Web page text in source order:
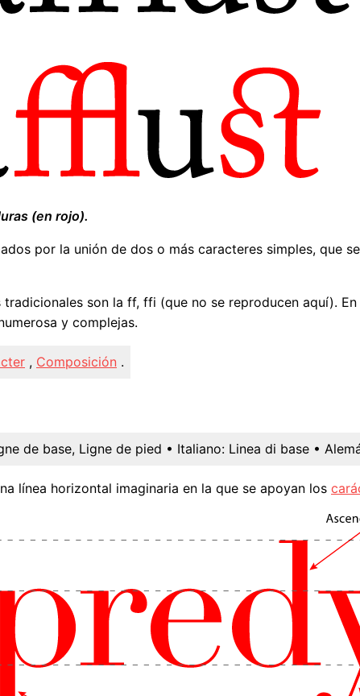
(en rojo).
por la unión de dos o más caracteres simples, que
tradicionales son la ff, ffi (que no se reproducen aquí).
y complejas.
, Composición .
de base, Ligne de pied • Italiano: Linea di base •
línea horizontal imaginaria en la que se apoyan los